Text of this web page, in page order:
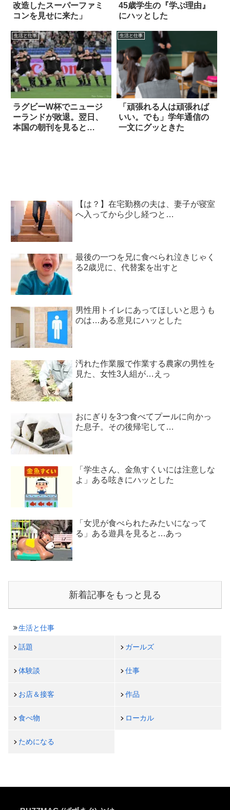
改造したスーパーファミ
コンを見せに来た」
45歳学生の『学ぶ理由』
にハッとした
生活と仕事
ラグビーW杯でニュージ
ーランドが敗退。翌日、
本国の朝刊を見ると…
生活と仕事
「頑張れる人は頑張れば
いい。でも」学年通信の
一文にグッときた
【は？】在宅勤務の夫は、妻子が寝室
へ入ってから少し経つと…
最後の一つを兄に食べられ泣きじゃく
る2歳児に、代替案を出すと
男性用トイレにあってほしいと思うも
のは…ある意見にハッとした
汚れた作業服で作業する農家の男性を
見た、女性3人組が…えっ
おにぎりを3つ食べてプールに向かっ
た息子。その後帰宅して…
「学生さん、金魚すくいには注意しな
よ」ある呟きにハッとした
「女児が食べられたみたいになって
る」ある遊具を見ると…あっ
新着記事をもっと見る
生活と仕事
話題 ガールズ
体験談 仕事
お店＆接客 作品
食べ物 ローカル
ためになる